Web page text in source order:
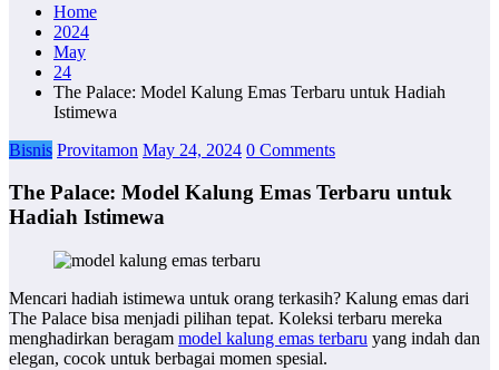
Home
2024
May
24
The Palace: Model Kalung Emas Terbaru untuk Hadiah
Istimewa
Bisnis Provitamon May 24, 2024 0 Comments
The Palace: Model Kalung Emas Terbaru untuk
Hadiah Istimewa
Mencari hadiah istimewa untuk orang terkasih? Kalung emas dari
The Palace bisa menjadi pilihan tepat. Koleksi terbaru mereka
menghadirkan beragam model kalung emas terbaru yang indah dan
elegan, cocok untuk berbagai momen spesial.